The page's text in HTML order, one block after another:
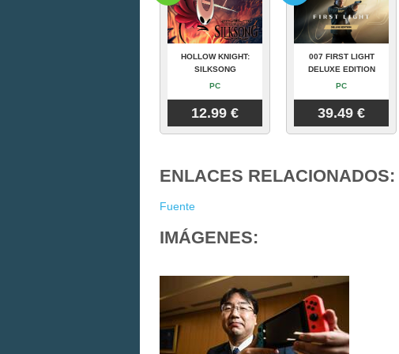
HOLLOW KNIGHT:
SILKSONG
PC
12.99 €
007 FIRST LIGHT
DELUXE EDITION
PC
39.49 €
ENLACES RELACIONADOS:
Fuente
IMÁGENES: